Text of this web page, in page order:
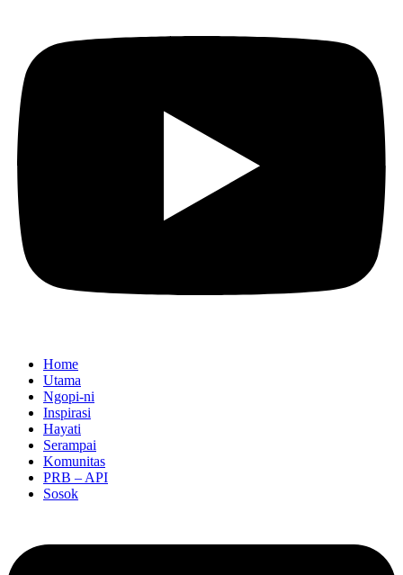
Home
Utama
Ngopi-ni
Inspirasi
Hayati
Serampai
Komunitas
PRB – API
Sosok